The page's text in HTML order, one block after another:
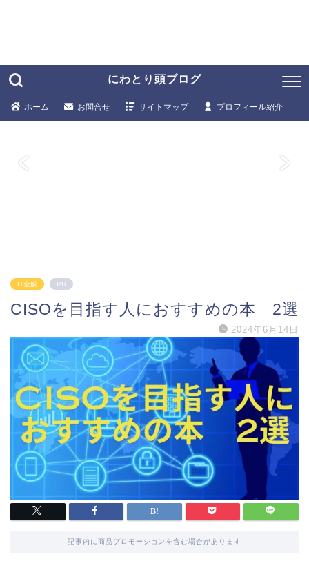
にわとり頭ブログ
ホーム お問合せ サイトマップ プロフィール紹介
IT全般 PR
CISOを目指す人におすすめの本 2選
2024年6月14日
記事内に商品プロモーションを含む場合があります